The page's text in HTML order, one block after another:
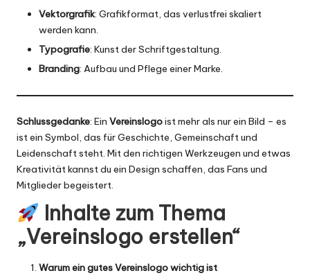
Vektorgrafik: Grafikformat, das verlustfrei skaliert
werden kann.
Typografie: Kunst der Schriftgestaltung.
Branding: Aufbau und Pflege einer Marke.
Schlussgedanke: Ein Vereinslogoist mehr als nur ein Bild – es
ist ein Symbol, das für Geschichte, Gemeinschaft und
Leidenschaft steht. Mit den richtigen Werkzeugen und etwas
Kreativität kannst du ein Design schaffen, das Fans und
Mitglieder begeistert.
Inhalte zum Thema
„Vereinslogo erstellen“
Warum ein gutes Vereinslogo wichtig ist